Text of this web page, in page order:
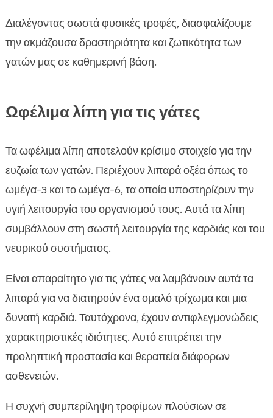
Διαλέγοντας σωστά φυσικές τροφές, διασφαλίζουμε
την ακμάζουσα δραστηριότητα και ζωτικότητα των
γατών μας σε καθημερινή βάση.
Ωφέλιμα λίπη για τις γάτες
Τα ωφέλιμα λίπη αποτελούν κρίσιμο στοιχείο για την
ευζωία των γατών. Περιέχουν λιπαρά οξέα όπως το
ωμέγα-3 και το ωμέγα-6, τα οποία υποστηρίζουν την
υγιή λειτουργία του οργανισμού τους. Αυτά τα λίπη
συμβάλλουν στη σωστή λειτουργία της καρδιάς και του
νευρικού συστήματος.
Είναι απαραίτητο για τις γάτες να λαμβάνουν αυτά τα
λιπαρά για να διατηρούν ένα ομαλό τρίχωμα και μια
δυνατή καρδιά. Ταυτόχρονα, έχουν αντιφλεγμονώδεις
χαρακτηριστικές ιδιότητες. Αυτό επιτρέπει την
προληπτική προστασία και θεραπεία διάφορων
ασθενειών.
Η συχνή συμπερίληψη τροφίμων πλούσιων σε